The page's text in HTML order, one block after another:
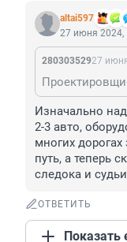
altai597
27 июня 2024,
28030352927
Изначально
2-3 авто,
многих
путь, а теперь
следока и
ОТВЕТИТЬ
Показать